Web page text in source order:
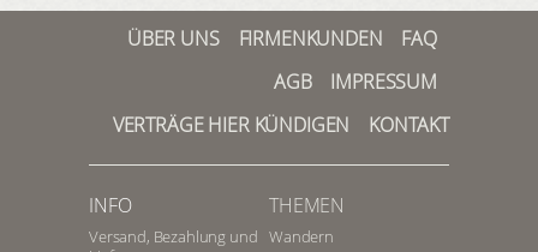
ÜBER UNS FIRMENKUNDEN
FAQ
AGB
IMPRESSUM
VERTRÄGE HIER KÜNDIGEN
KONTAKT
INFO
Versand, Bezahlung und
THEMEN
Wandern